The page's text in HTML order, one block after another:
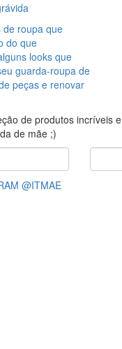
de roupa que
do que
looks que
guarda-roupa de
peças e renovar
de produtos incríveis e
de mãe ;)
@ITMAE